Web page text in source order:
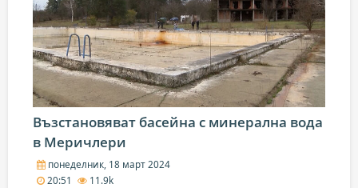
Възстановяват басейна с минерална вода
в Меричлери
понеделник, 18 март 2024
20:51
11.9k